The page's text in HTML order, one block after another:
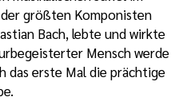
größten Komponisten
Bach, lebte und wirkte
Mensch werde
das erste Mal die prächtige